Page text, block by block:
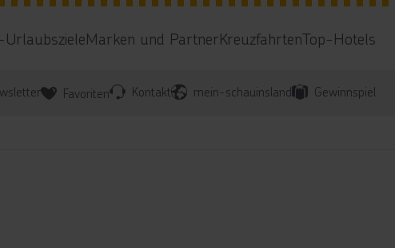
UrlaubszieleMarken und PartnerKreuzfahrtenTop-Hotels
Favoriten Kontakt mein-schauinsland Gewinnspiel